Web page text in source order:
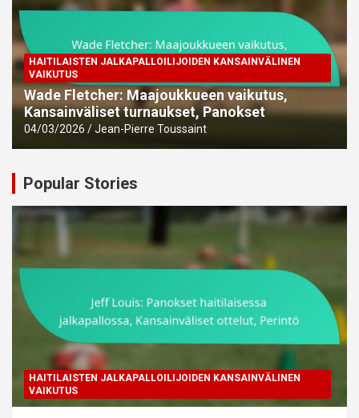
HAITILAISTEN JALKAPALLOILIJOIDEN KANSAINVÄLINEN
VAIKUTUS
Wade Fletcher: Maajoukkueen vaikutus,
Kansainväliset turnaukset, Panokset
04/03/2026 Jean-Pierre Toussaint
Popular Stories
HAITILAISTEN JALKAPALLOILIJOIDEN KANSAINVÄLINEN
VAIKUTUS